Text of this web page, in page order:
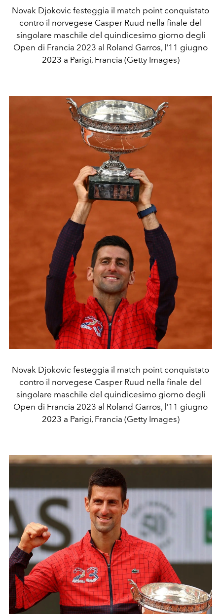
Novak Djokovic festeggia il match point conquistato
contro il norvegese Casper Ruud nella finale del
singolare maschile del quindicesimo giorno degli
Open di Francia 2023 al Roland Garros, l'11 giugno
2023 a Parigi, Francia (Getty Images)
Novak Djokovic festeggia il match point conquistato
contro il norvegese Casper Ruud nella finale del
singolare maschile del quindicesimo giorno degli
Open di Francia 2023 al Roland Garros, l'11 giugno
2023 a Parigi, Francia (Getty Images)